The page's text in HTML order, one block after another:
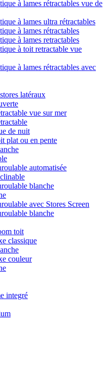
à lames rétractables vue de
à lames ultra rétractables
à lames rétractables
à lames retractables
à toit retractable vue
à lames rétractables avec
latéraux
vue sur mer
de nuit
plat ou en pente
automatisée
blanche
avec Stores Screen
blanche
toit
classique
couleur
integré